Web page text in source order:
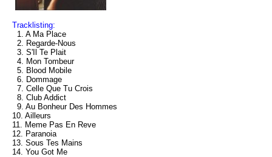
Tracklisting:
1. A Ma Place
2. Regarde-Nous
3. S'Il Te Plait
4. Mon Tombeur
5. Blood Mobile
6. Dommage
7. Celle Que Tu Crois
8. Club Addict
9. Au Bonheur Des Hommes
10. Ailleurs
11. Meme Pas En Reve
12. Paranoia
13. Sous Tes Mains
14. You Got Me